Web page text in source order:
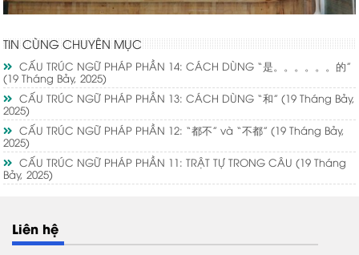
TIN CÙNG CHUYÊN MỤC
CẤU TRÚC NGỮ PHÁP PHẦN 14: CÁCH DÙNG “是。。。。。。的”
(19 Tháng Bảy, 2025)
CẤU TRÚC NGỮ PHÁP PHẦN 13: CÁCH DÙNG “和”(19 Tháng Bảy,
2025)
CẤU TRÚC NGỮ PHÁP PHẦN 12: “都不” và “不都”(19 Tháng Bảy,
2025)
CẤU TRÚC NGỮ PHÁP PHẦN 11: TRẬT TỰ TRONG CÂU(19 Tháng
Bảy, 2025)
Liên hệ